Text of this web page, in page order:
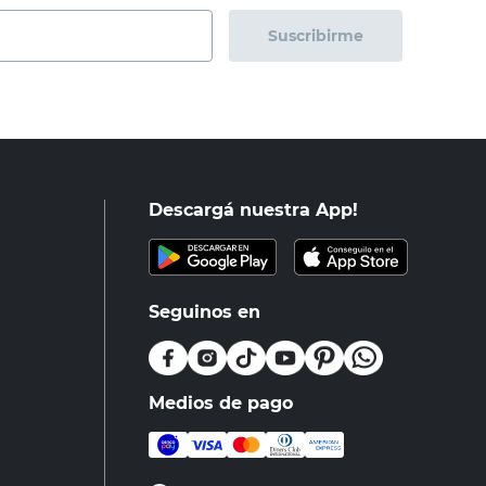
Suscribirme
Descargá nuestra App!
Seguinos en
Medios de pago